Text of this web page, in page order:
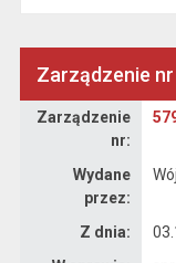
Zarządzenie
Zarządzenie
nr:
Wydane
przez:
Z dnia: